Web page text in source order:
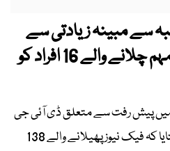
سے مبینہ زیادتی سے
متعلق سوشل میڈیا پر مہم چلانے والے 16 افراد کو
پیش رفت سے متعلق ڈی آئی جی
آرگنائزڈ کرائم عمران کشور نے بتایا کہ فیک نیوز پھیلانے والے 138